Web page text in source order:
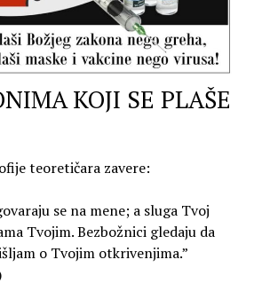
KOJI SE PLAŠE
teoretičara zavere:
se na mene; a sluga Tvoj
Tvojim. Bezbožnici gledaju da
o Tvojim otkrivenjima.”